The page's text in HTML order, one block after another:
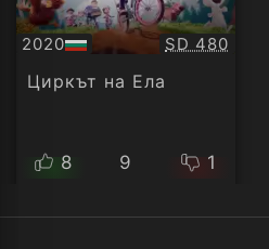
2020
БГ
аудио
Качество:
SD 480
Циркът на Ела
8 9 1